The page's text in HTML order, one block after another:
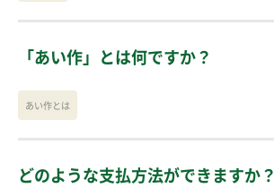
「あい作」とは何ですか？
あい作とは
どのような支払方法ができますか？